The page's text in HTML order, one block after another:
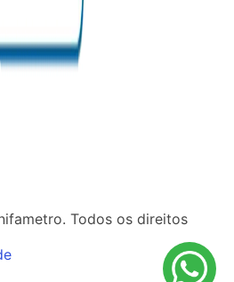
Todos os direitos